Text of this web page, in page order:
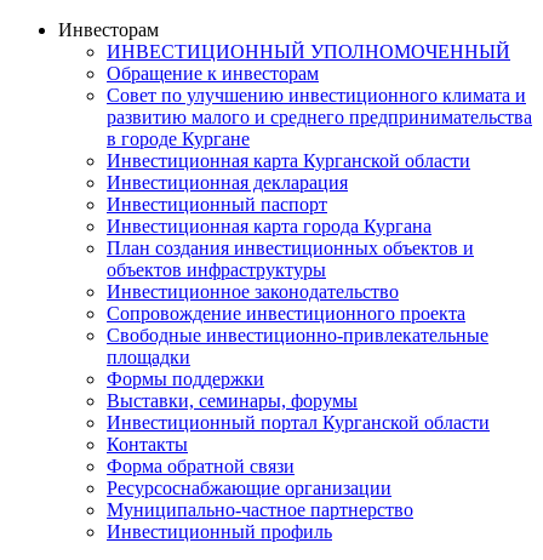
Инвесторам
ИНВЕСТИЦИОННЫЙ УПОЛНОМОЧЕННЫЙ
Обращение к инвесторам
Совет по улучшению инвестиционного климата и
развитию малого и среднего предпринимательства
в городе Кургане
Инвестиционная карта Курганской области
Инвестиционная декларация
Инвестиционный паспорт
Инвестиционная карта города Кургана
План создания инвестиционных объектов и
объектов инфраструктуры
Инвестиционное законодательство
Сопровождение инвестиционного проекта
Свободные инвестиционно-привлекательные
площадки
Формы поддержки
Выставки, семинары, форумы
Инвестиционный портал Курганской области
Контакты
Форма обратной связи
Ресурсоснабжающие организации
Муниципально-частное партнерство
Инвестиционный профиль